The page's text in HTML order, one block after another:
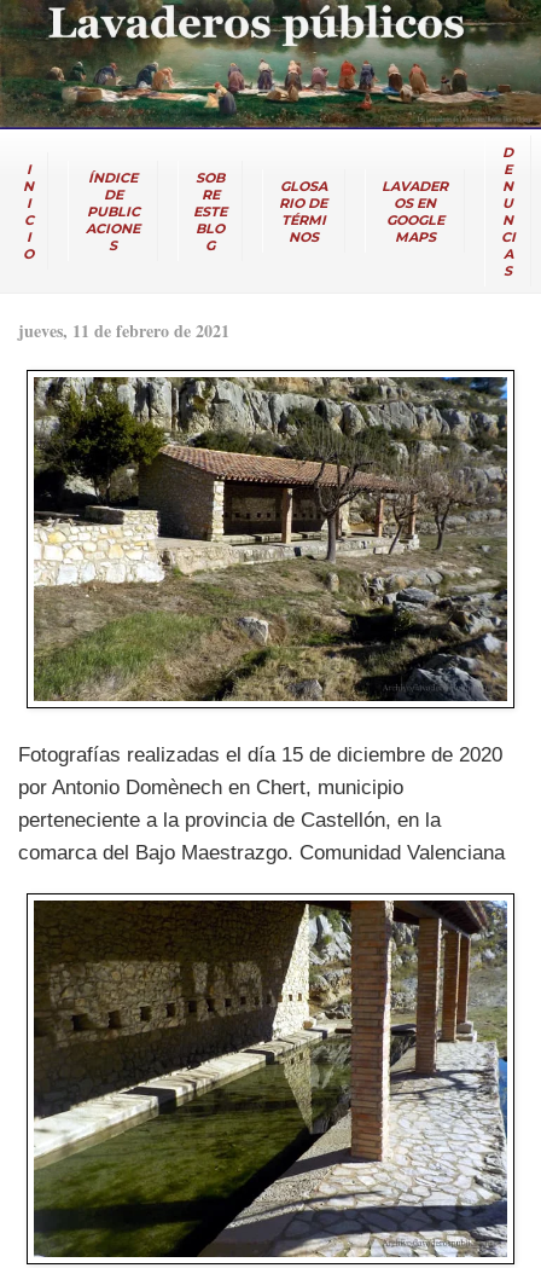
I
N
I
C
I
O
ÍNDICE
DE
PUBLIC
ACIONE
S
SOB
RE
ESTE
BLO
G
GLOSA
RIO DE
TÉRMI
NOS
LAVADER
OS EN
GOOGLE
MAPS
D
E
N
U
N
CI
A
S
jueves, 11 de febrero de 2021
Fotografías realizadas el día 15 de diciembre de 2020
por Antonio Domènech en Chert, municipio
perteneciente a la provincia de Castellón, en la
comarca del Bajo Maestrazgo. Comunidad Valenciana